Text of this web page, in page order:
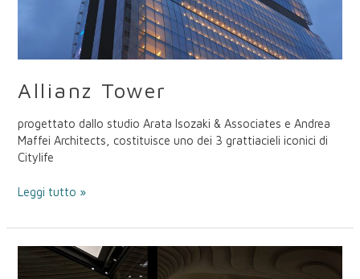
Allianz Tower
progettato dallo studio Arata Isozaki & Associates e Andrea
Maffei Architects, costituisce uno dei 3 grattiacieli iconici di
Citylife
Leggi tutto »
Museo